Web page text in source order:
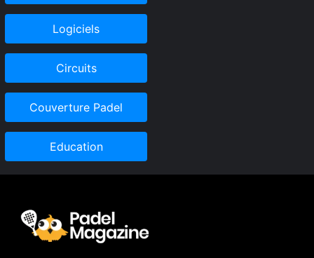
Logiciels
Circuits
Couverture Padel
Education